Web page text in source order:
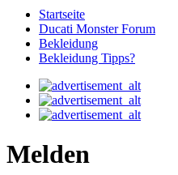
Startseite
Ducati Monster Forum
Bekleidung
Bekleidung Tipps?
Melden